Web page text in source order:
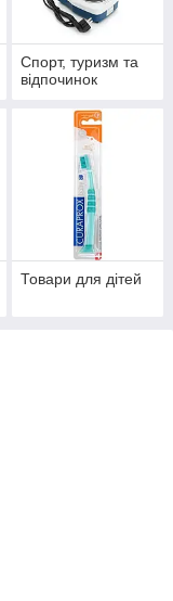
Спорт, туризм та
відпочинок
Товари для дітей